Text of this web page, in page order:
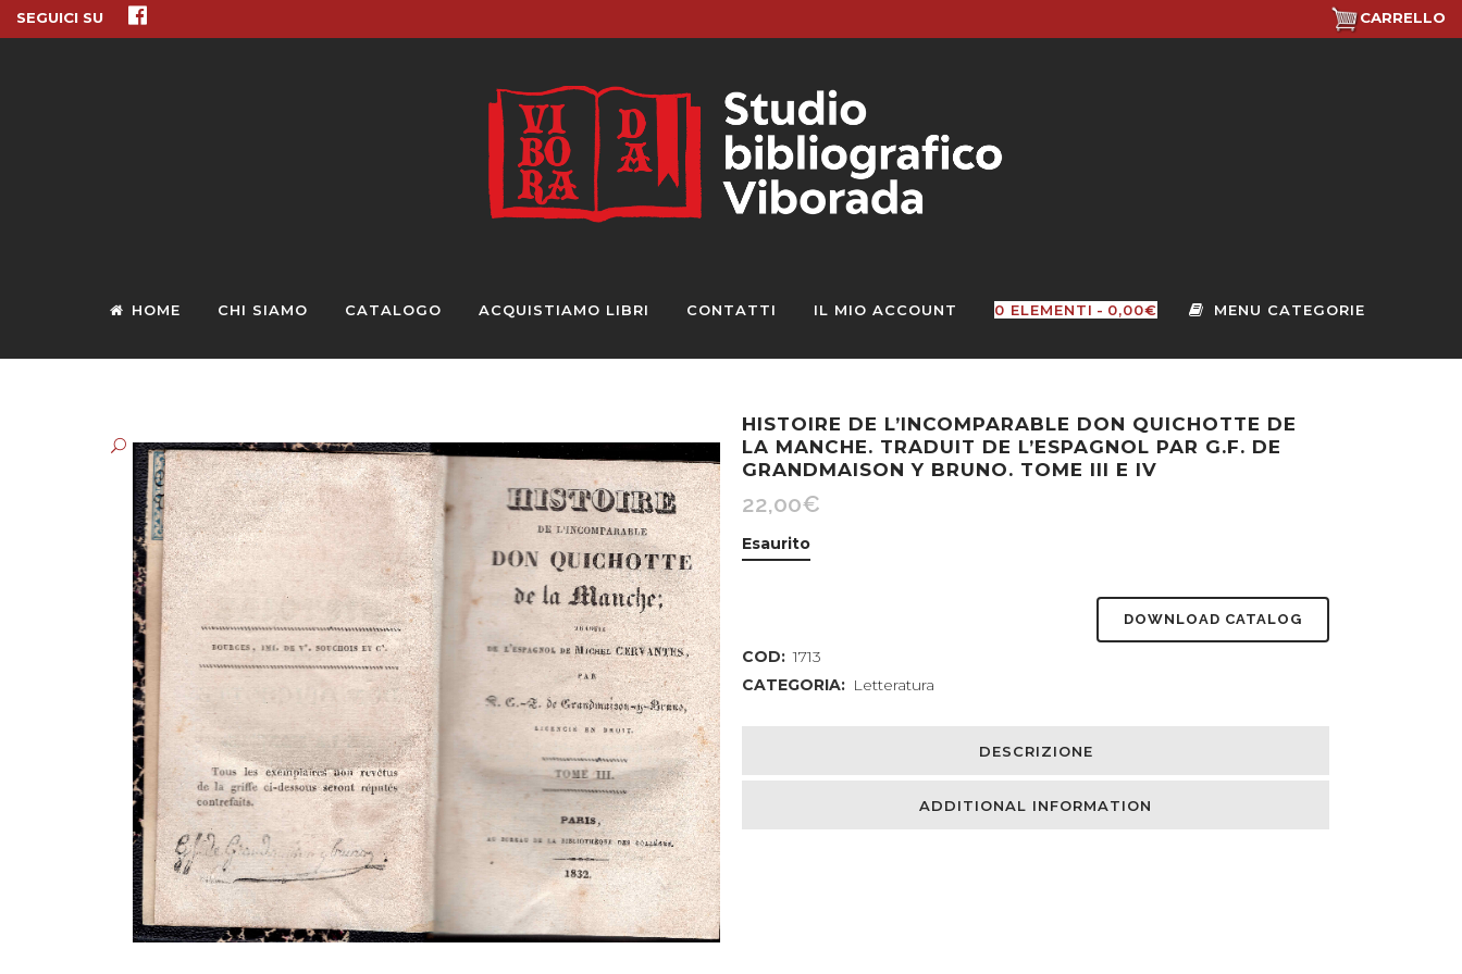
SEGUICI SU CARRELLO
HOME CHI SIAMO CATALOGO ACQUISTIAMO LIBRI CONTATTI IL MIO ACCOUNT 0 ELEMENTI 0,00€
HISTOIRE DE L’INCOMPARABLE DON QUICHOTTE DE
LA MANCHE. TRADUIT DE L’ESPAGNOL PAR G.F. DE
GRANDMAISON Y BRUNO. TOME III E IV
22,00€
Esaurito
DOWNLOAD CATALOG
COD: 1713
CATEGORIA: Letteratura
DESCRIZIONE
ADDITIONAL INFORMATION